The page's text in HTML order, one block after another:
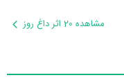
مشاهده 20 اثر داغ روز